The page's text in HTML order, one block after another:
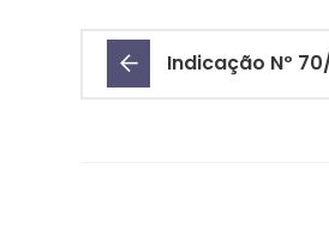
Indicação Nº